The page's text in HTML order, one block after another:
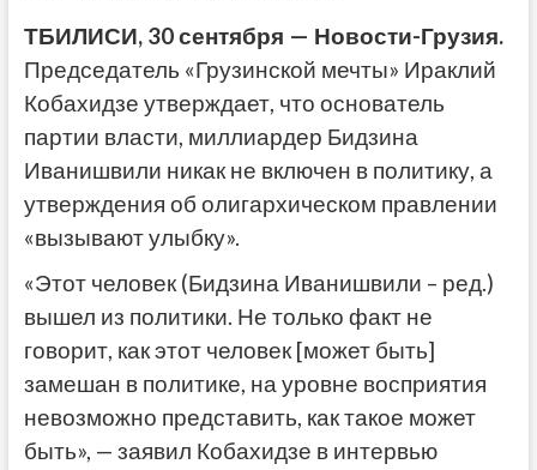
ТБИЛИСИ, 30 сентября — Новости-Грузия.
Председатель «Грузинской мечты» Ираклий
Кобахидзе утверждает, что основатель
партии власти, миллиардер Бидзина
Иванишвили никак не включен в политику, а
утверждения об олигархическом правлении
«вызывают улыбку».
«Этот человек (Бидзина Иванишвили – ред.)
вышел из политики. Не только факт не
говорит, как этот человек [может быть]
замешан в политике, на уровне восприятия
невозможно представить, как такое может
быть», — заявил Кобахидзе в интервью